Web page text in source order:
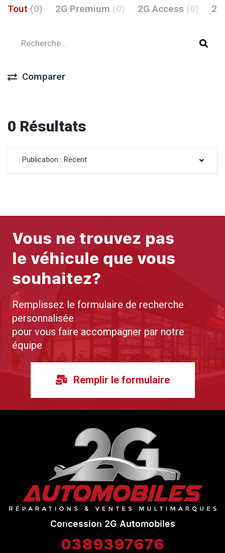
Tout (0) 2G Premium (0) 2G Access (0)
Comparer
0 Résultats
Publication : Récent
Vous ne trouvez pas
le véhicule que vous
souhaitez?
Remplissez le formulaire de recherche
personnalisée
pour vous faire accompagner par notre
équipe
Remplir le formulaire
Concession 2G Automobiles
0389397676